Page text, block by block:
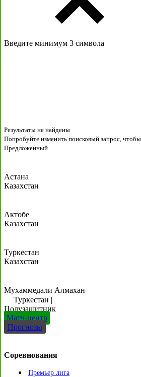
Введите минимум 3 символа
Результаты не найдены
Попробуйте изменить поисковый запрос,
Предложенный
Астана
Казахстан
Актобе
Казахстан
Туркестан
Казахстан
Мухаммедали Алмахан
Туркестан |
Полузащитник
Матч-центр
Прогнозы
Соревнования
Премьер лига